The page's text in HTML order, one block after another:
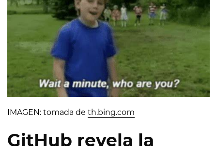
IMAGEN: tomada de th.bing.com
GitHub revela la